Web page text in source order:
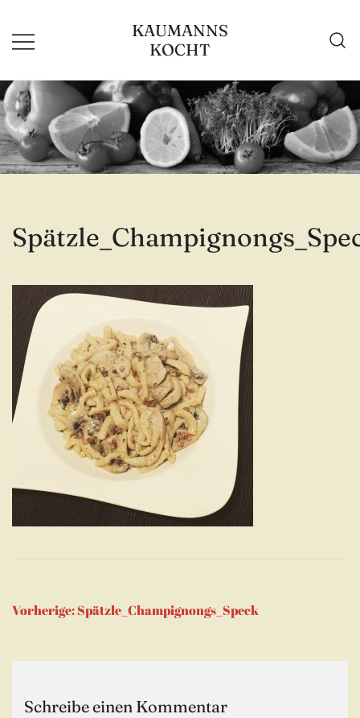
Inhalt
springen
KAUMANNS
KOCHT
Beitragsnavigation
Vorherige:Spätzle_Champignongs_Speck
Schreibe einen Kommentar